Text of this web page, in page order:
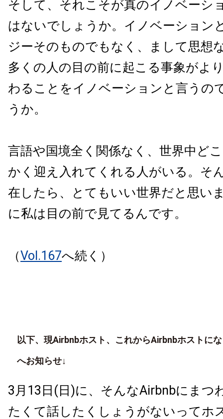
そして、それこそが真のイノベーシ
はないでしょうか。イノベーション
ジーそのものでもなく、まして思想
多くの人の目の前に起こる事象がよ
わることをイノベーションと言うの
うか。
言語や国境全く関係なく、世界中ど
かく迎え入れてくれる人がいる。そ
在したら、とてもいい世界だと思い
に私は目の前で見てるんです。
（Vol.167へ続く）
以下、現Airbnbホスト、これからAirbnbホストに
へお知らせ↓
3月13日(日)に、そんなAirbnbにまつ
たくて話したくしょうがないってホ